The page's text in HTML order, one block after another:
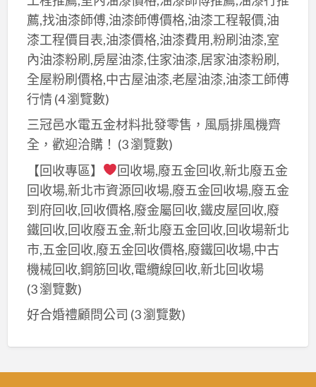
薦,找油漆師傅,油漆師傅價格,油漆工程報價,油
漆工程價目表,油漆價格,油漆費用,粉刷油漆,室
內油漆粉刷,房屋油漆,住家油漆,居家油漆粉刷,
全屋粉刷價格,中古屋油漆,老屋油漆,油漆工師傅
行情(4 瀏覽數)
三冠邑水電五金材料批發零售，風扇排風機齊
全，歡迎洽購！ (3 瀏覽數)
【回收專區】
回收場,廢五金回收,新北廢五金
回收場,新北市資源回收場,廢五金回收場,廢五金
到府回收,回收價格,廢金屬回收,鐵皮屋回收,廢
鐵回收,回收廢五金,新北廢五金回收,回收場新北
市,五金回收,廢五金回收價格,廢鐵回收場,中古
機械回收,鋼筋回收,電纜線回收,新北回收場
(3 瀏覽數)
好合婚禮顧問公司 (3 瀏覽數)